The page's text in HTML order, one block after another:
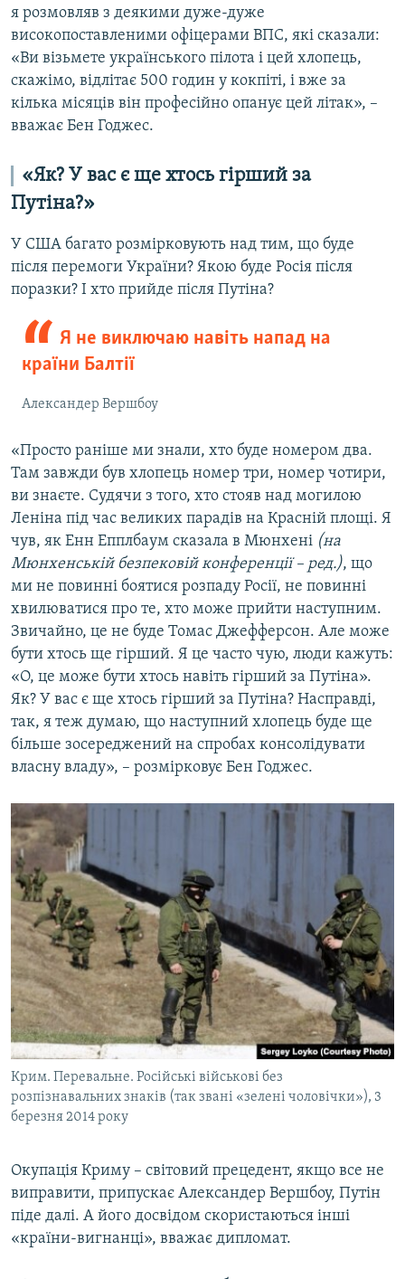
я розмовляв з деякими дуже-дуже
високопоставленими офіцерами ВПС, які сказали:
«Ви візьмете українського пілота і цей хлопець,
скажімо, відлітає 500 годин у кокпіті, і вже за
кілька місяців він професійно опанує цей літак», –
вважає Бен Годжес.
«Як? У вас є ще хтось гірший за
Путіна?»
У США багато розмірковують над тим, що буде
після перемоги України? Якою буде Росія після
поразки? І хто прийде після Путіна?
Я не виключаю навіть напад на
країни Балтії
Александер Вершбоу
«Просто раніше ми знали, хто буде номером два.
Там завжди був хлопець номер три, номер чотири,
ви знаєте. Судячи з того, хто стояв над могилою
Леніна під час великих парадів на Красній площі. Я
чув, як Енн Епплбаум сказала в Мюнхені (на
Мюнхенській безпековій конференції – ред.), що
ми не повинні боятися розпаду Росії, не повинні
хвилюватися про те, хто може прийти наступним.
Звичайно, це не буде Томас Джефферсон. Але може
бути хтось ще гірший. Я це часто чую, люди кажуть:
«О, це може бути хтось навіть гірший за Путіна».
Як? У вас є ще хтось гірший за Путіна? Насправді,
так, я теж думаю, що наступний хлопець буде ще
більше зосереджений на спробах консолідувати
власну владу», – розмірковує Бен Годжес.
Крим. Перевальне. Російські військові без
розпізнавальних знаків (так звані «зелені чоловічки»), 3
березня 2014 року
Окупація Криму – світовий прецедент, якщо все не
виправити, припускає Александер Вершбоу, Путін
піде далі. А його досвідом скористаються інші
«країни-вигнанці», вважає дипломат.